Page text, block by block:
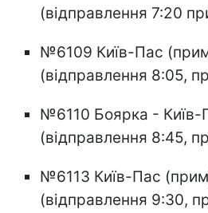
(відправлення 7:20
№6109 Київ-Пас
(відправлення 8:05,
№6110 Боярка - Київ-
(відправлення 8:45,
№6113 Київ-Пас
(відправлення 9:30,